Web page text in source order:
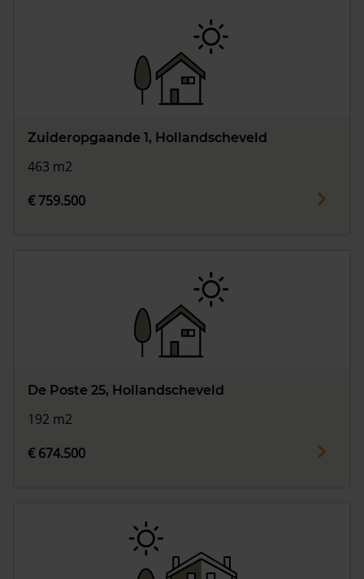
Zuideropgaande 1, Hollandscheveld
463 m2
€ 759.500
De Poste 25, Hollandscheveld
192 m2
€ 674.500